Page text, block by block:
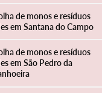
de monos e resíduos
em Santana do Campo
de monos e resíduos
em São Pedro da